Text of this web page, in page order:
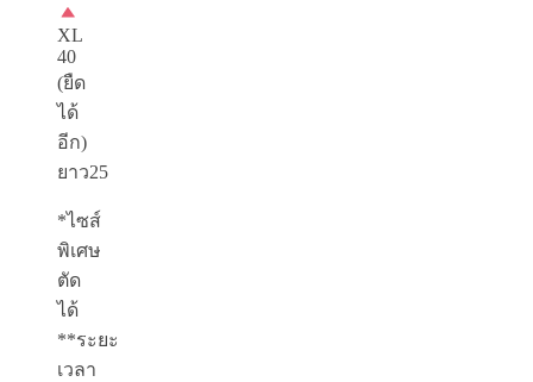
XL
40
(ยืด
ได้
อีก)
ยาว25
*ไซส์
พิเศษ
ตัด
ได้
**ระยะ
เวลา